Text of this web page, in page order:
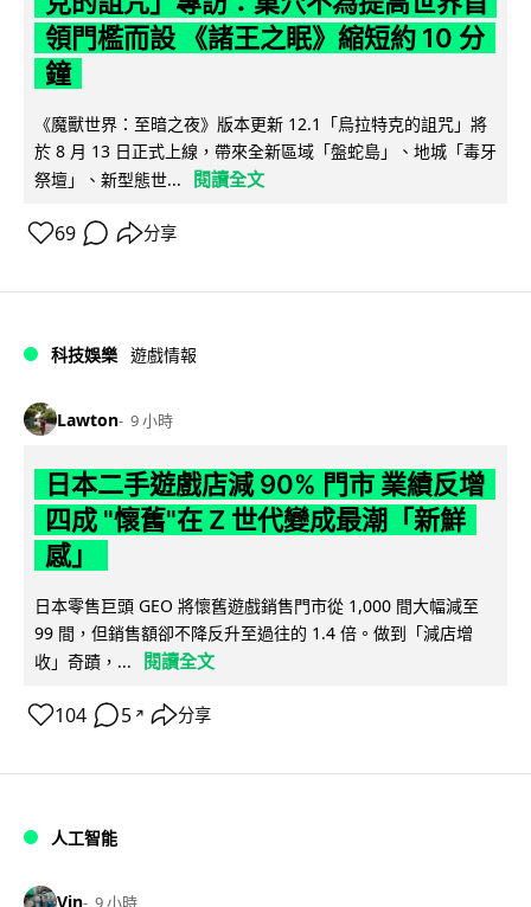
領門檻而設 《諸王之眠》縮短約 10 分
鐘
《魔獸世界：至暗之夜》版本更新 12.1「烏拉特克的詛咒」將
於 8 月 13 日正式上線，帶來全新區域「盤蛇島」、地城「毒牙
祭壇」、新型態世...
閱讀全文
69 分享
科技娛樂 遊戲情報
Lawton 9 小時
日本二手遊戲店減 90% 門市 業績反增
四成 "懷舊"在 Z 世代變成最潮「新鮮
感」
日本零售巨頭 GEO 將懷舊遊戲銷售門市從 1,000 間大幅減至
99 間，但銷售額卻不降反升至過往的 1.4 倍。做到「減店增
收」奇蹟，...
閱讀全文
104 5 ↗ 分享
人工智能
Vin 9 小時